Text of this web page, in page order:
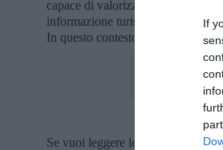
If
capace di valorizzare un rapporto
informazione turistica, ma diventa
In questo contesto si inserisce la
Se vuoi leggere le notizie